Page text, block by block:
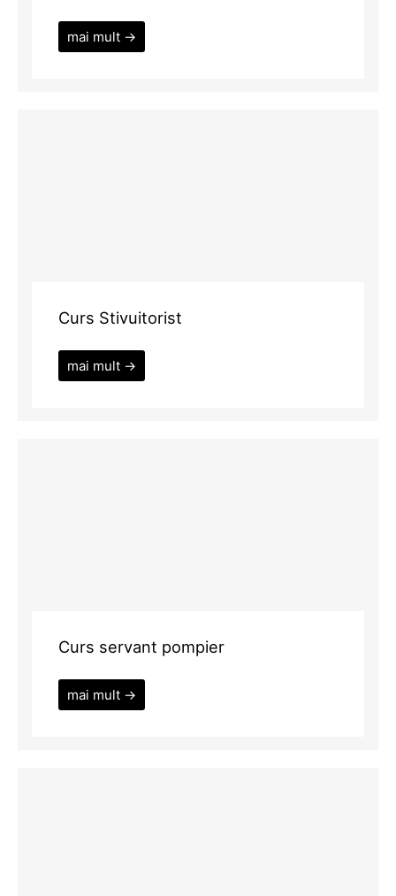
mai mult →
Curs Stivuitorist
mai mult →
Curs servant pompier
mai mult →